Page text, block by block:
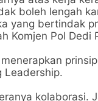
boleh lengah
yang bertindak
Komjen Pol Dedi
Leadership.
kolaborasi.